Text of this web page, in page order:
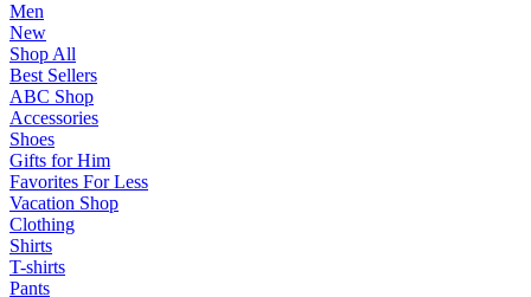
Men
New
Shop All
Best Sellers
ABC Shop
Accessories
Shoes
Gifts for Him
Favorites For Less
Vacation Shop
Clothing
Shirts
T-shirts
Pants